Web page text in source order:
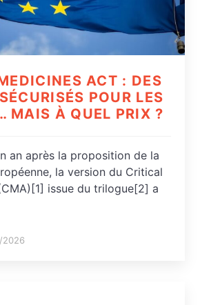
ACT : DES
POUR LES
MAIS À QUEL PRIX ?
an après la proposition de la
la version du Critical
issue du trilogue[2] a
2026